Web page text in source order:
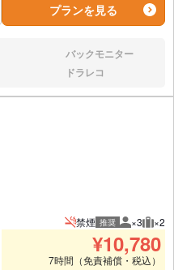
プランを見る
なし:バックモニター
なし:ドラレコ
禁煙 推奨 推奨人数
×3 推
×2
¥10,780
7時間（免責補償・税込）